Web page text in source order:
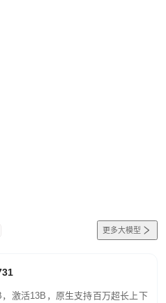
更多大模型
激活13B，原生支持百万超长上下